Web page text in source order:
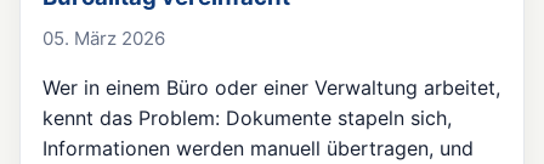
05. März 2026
Wer in einem Büro oder einer Verwaltung arbeitet,
kennt das Problem: Dokumente stapeln sich,
Informationen werden manuell übertragen, und